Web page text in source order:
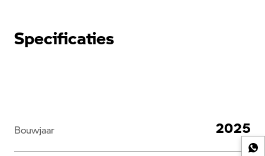
Specificaties
2025
Bouwjaar